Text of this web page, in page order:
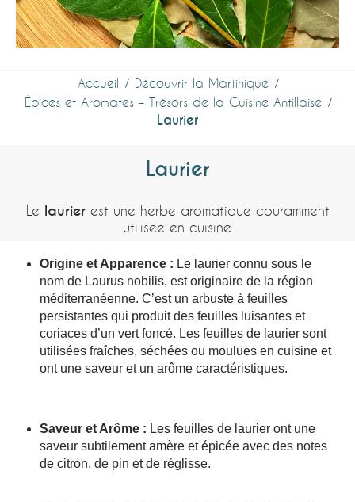
Accueil
Découvrir la Martinique
Épices et Aromates – Trésors de la Cuisine Antillaise
Laurier
Laurier
Le laurierest une herbe aromatique couramment
utilisée en cuisine.
Origine et Apparence : Le laurier connu sous le
nom de Laurus nobilis, est originaire de la région
méditerranéenne. C’est un arbuste à feuilles
persistantes qui produit des feuilles luisantes et
coriaces d’un vert foncé. Les feuilles de laurier sont
utilisées fraîches, séchées ou moulues en cuisine et
ont une saveur et un arôme caractéristiques.
Saveur et Arôme : Les feuilles de laurier ont une
saveur subtilement amère et épicée avec des notes
de citron, de pin et de réglisse.